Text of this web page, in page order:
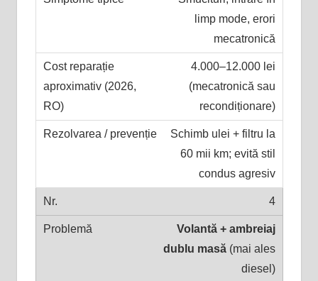
limp mode, erori
mecatronică
4.000–12.000 lei
(mecatronică sau
recondiționare)
Schimb ulei + filtru la
60 mii km; evită stil
condus agresiv
4
Volantă + ambreiaj
dublu masă(mai ales
diesel)